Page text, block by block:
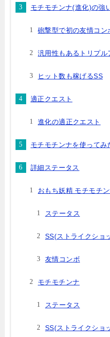
モチモチンナ(進化)の強
砲撃型で初の友情コン
汎用性もあるトリプル
ヒット数も稼げるSS
適正クエスト
進化の適正クエスト
モチモチンナを使ってみ
詳細ステータス
おもち妖精 モチモチ
ステータス
SS(ストライクショ
友情コンボ
モチモチンナ
ステータス
SS(ストライクショ